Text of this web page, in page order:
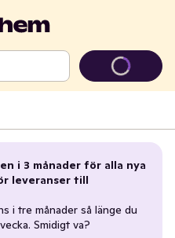
i 3 månader för alla nya
leveranser till
i tre månader så länge du
Smidigt va?